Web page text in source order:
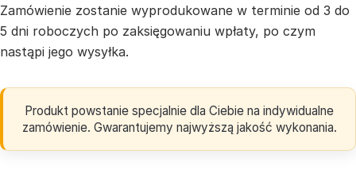
Zamówienie zostanie wyprodukowane w terminie od 3 do
5 dni roboczych po zaksięgowaniu wpłaty, po czym
nastąpi jego wysyłka.
Produkt powstanie specjalnie dla Ciebie na indywidualne
zamówienie. Gwarantujemy najwyższą jakość wykonania.